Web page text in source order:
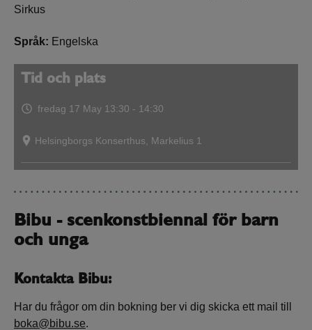
Sirkus
Språk: Engelska
Tid och plats
fredag 17 May 13:30 - 14:30
Helsingborgs Konserthus, Markelius 1
Bibu - scenkonstbiennal för barn
och unga
Kontakta Bibu:
Har du frågor om din bokning ber vi dig skicka ett mail till
boka@bibu.se.